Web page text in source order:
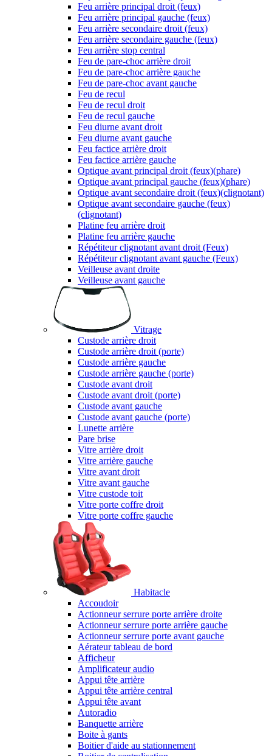
Feu arrière principal droit (feux)
Feu arrière principal gauche (feux)
Feu arrière secondaire droit (feux)
Feu arrière secondaire gauche (feux)
Feu arrière stop central
Feu de pare-choc arrière droit
Feu de pare-choc arrière gauche
Feu de pare-choc avant gauche
Feu de recul
Feu de recul droit
Feu de recul gauche
Feu diurne avant droit
Feu diurne avant gauche
Feu factice arrière droit
Feu factice arrière gauche
Optique avant principal droit (feux)(phare)
Optique avant principal gauche (feux)(phare)
Optique avant secondaire droit (feux)(clignotant)
Optique avant secondaire gauche (feux)
(clignotant)
Platine feu arrière droit
Platine feu arrière gauche
Répétiteur clignotant avant droit (Feux)
Répétiteur clignotant avant gauche (Feux)
Veilleuse avant droite
Veilleuse avant gauche
Vitrage
Custode arrière droit
Custode arrière droit (porte)
Custode arrière gauche
Custode arrière gauche (porte)
Custode avant droit
Custode avant droit (porte)
Custode avant gauche
Custode avant gauche (porte)
Lunette arrière
Pare brise
Vitre arrière droit
Vitre arrière gauche
Vitre avant droit
Vitre avant gauche
Vitre custode toit
Vitre porte coffre droit
Vitre porte coffre gauche
Habitacle
Accoudoir
Actionneur serrure porte arrière droite
Actionneur serrure porte arrière gauche
Actionneur serrure porte avant gauche
Aérateur tableau de bord
Afficheur
Amplificateur audio
Appui tête arrière
Appui tête arrière central
Appui tête avant
Autoradio
Banquette arrière
Boite à gants
Boitier d'aide au stationnement